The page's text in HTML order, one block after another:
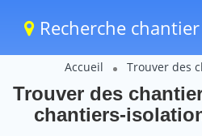
Recherche chantier
Accueil Trouver des
Trouver des
chantiers-